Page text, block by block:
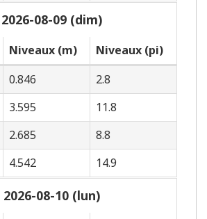
2026-08-09 (dim)
Niveaux (m)
Niveaux (pi)
0.846
2.8
3.595
11.8
2.685
8.8
4.542 14.9
2026-08-10 (lun)